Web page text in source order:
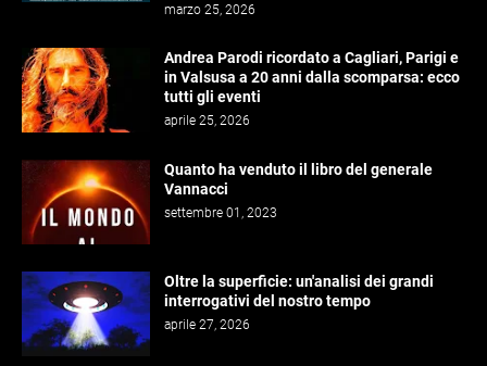
marzo 25, 2026
Andrea Parodi ricordato a Cagliari, Parigi e
in Valsusa a 20 anni dalla scomparsa: ecco
tutti gli eventi
aprile 25, 2026
Quanto ha venduto il libro del generale
Vannacci
settembre 01, 2023
Oltre la superficie: un'analisi dei grandi
interrogativi del nostro tempo
aprile 27, 2026